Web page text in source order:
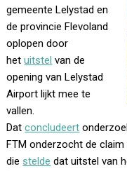
gemeente Lelystad en
de provincie Flevoland
oplopen door
hetuitstel van de
opening van Lelystad
Airport lijkt mee te
vallen.
Datconcludeert
FTM onderzocht de claim
die stelde dat uitstel van